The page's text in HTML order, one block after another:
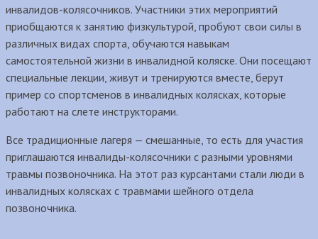
инвалидов-колясочников. Участники этих мероприятий
приобщаются к занятию физкультурой, пробуют свои силы в
различных видах спорта, обучаются навыкам
самостоятельной жизни в инвалидной коляске. Они посещают
специальные лекции, живут и тренируются вместе, берут
пример со спортсменов в инвалидных колясках, которые
работают на слете инструкторами.
Все традиционные лагеря — смешанные, то есть для участия
приглашаются инвалиды-колясочники с разными уровнями
травмы позвоночника. На этот раз курсантами стали люди в
инвалидных колясках с травмами шейного отдела
позвоночника.